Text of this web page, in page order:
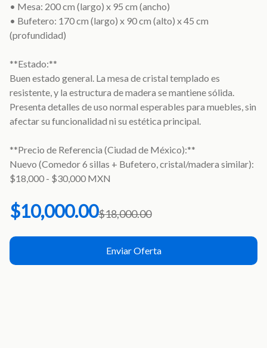
• Mesa: 200 cm (largo) x 95 cm (ancho)
• Bufetero: 170 cm (largo) x 90 cm (alto) x 45 cm
(profundidad)
**Estado:**
Buen estado general. La mesa de cristal templado es
resistente, y la estructura de madera se mantiene sólida.
Presenta detalles de uso normal esperables para muebles, sin
afectar su funcionalidad ni su estética principal.
**Precio de Referencia (Ciudad de México):**
Nuevo (Comedor 6 sillas + Bufetero, cristal/madera similar):
$18,000 - $30,000 MXN
$10,000.00$18,000.00
Enviar Oferta